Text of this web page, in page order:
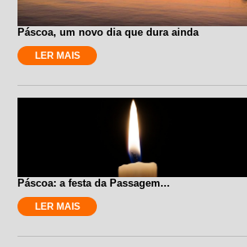
Páscoa, um novo dia que dura ainda
LER MAIS
Páscoa: a festa da Passagem...
LER MAIS